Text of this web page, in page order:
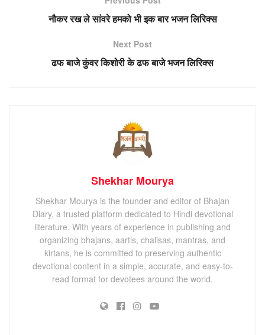
नौकर रख ले सांवरे हमको भी इक बार भजन लिरिक्स
Next Post
ढफ बाजे कुंवर किशोरी के ढफ बाजे भजन लिरिक्स
Shekhar Mourya
Shekhar Mourya is the founder and editor of Bhajan
Diary, a trusted platform dedicated to Hindi devotional
literature. With years of experience in publishing and
organizing bhajans, aartis, chalisas, mantras, and
kirtans, he is committed to preserving authentic
devotional content in a simple, accurate, and easy-to-
read format for devotees around the world.